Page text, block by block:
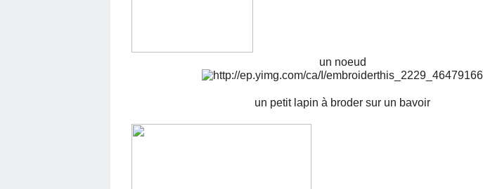
un noeud
un petit lapin à broder sur un bavoir